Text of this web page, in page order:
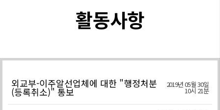
활동사항
외교부-이주알선업체에 대한 "행정처분
(등록취소)" 통보
2019년 05월 30일
10시 21분